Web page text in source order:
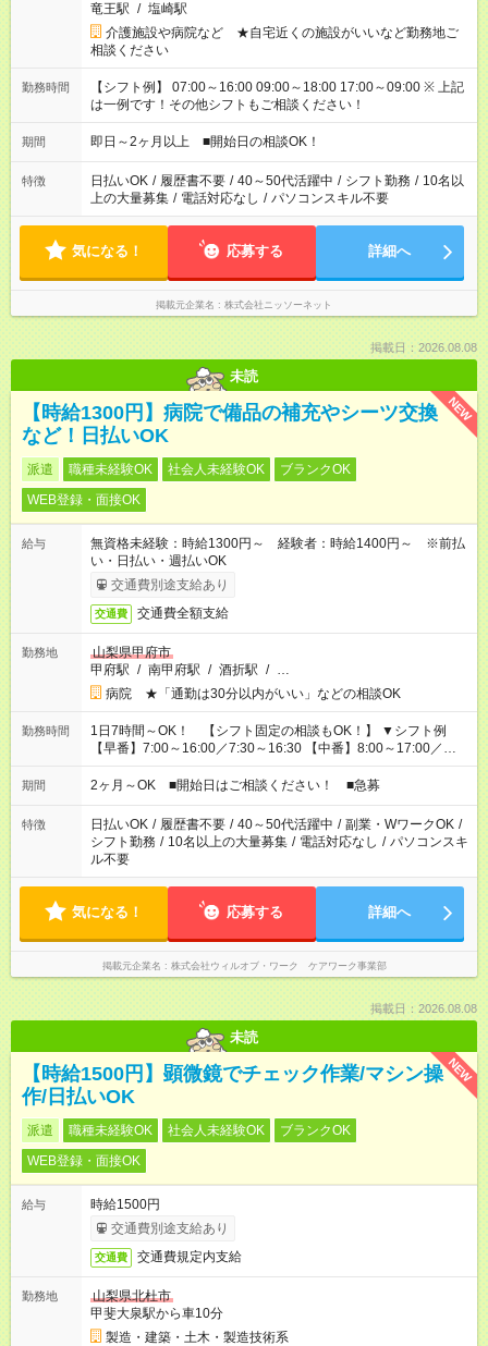
竜王駅 / 塩崎駅
介護施設や病院など ★自宅近くの施設がいいなど勤務地ご
相談ください
勤務時間
【シフト例】 07:00～16:00 09:00～18:00 17:00～09:00 ※ 上記
は一例です！その他シフトもご相談ください！
期間 即日～2ヶ月以上 ■開始日の相談OK！
特徴 日払いOK / 履歴書不要 / 40～50代活躍中 / シフト勤務 / 10名以
上の大量募集 / 電話対応なし / パソコンスキル不要
気になる！ 応募する 詳細へ
掲載元企業名 株式会社ニッソーネット
掲載日：2026.08.08
未読
NEW
【時給1300円】病院で備品の補充やシーツ交換
など！日払いOK
派遣 職種未経験OK 社会人未経験OK
ブランクOK
WEB登録・面接OK
給与
無資格未経験：時給1300円～ 経験者：時給1400円～ ※前払
い・日払い・週払いOK
交通費別途支給あり
交通費 交通費全額支給
勤務地
山梨県甲府市
甲府駅 / 南甲府駅 / 酒折駅 / …
病院 ★「通勤は30分以内がいい」などの相談OK
勤務時間
1日7時間～OK！ 【シフト固定の相談もOK！】 ▼シフト例
【早番】7:00～16:00／7:30～16:30 【中番】8:00～17:00／
9:00～18:00 【遅番】11:00～20:00／13:00～22:00 「〇時まで
には帰りたい」 「〇時からしか出勤できない」 などの相談OK！
期間 2ヶ月～OK ■開始日はご相談ください！ ■急募
特徴 日払いOK / 履歴書不要 / 40～50代活躍中 / 副業・WワークOK /
シフト勤務 / 10名以上の大量募集 / 電話対応なし / パソコンスキ
ル不要
気になる！ 応募する 詳細へ
掲載元企業名 株式会社ウィルオブ・ワーク ケアワーク事業部
掲載日：2026.08.08
未読
NEW
【時給1500円】顕微鏡でチェック作業/マシン操
作/日払いOK
派遣 職種未経験OK 社会人未経験OK
ブランクOK
WEB登録・面接OK
給与
時給1500円
交通費別途支給あり
交通費 交通費規定内支給
勤務地
山梨県北杜市
甲斐大泉駅から車10分
製造・建築・土木・製造技術系